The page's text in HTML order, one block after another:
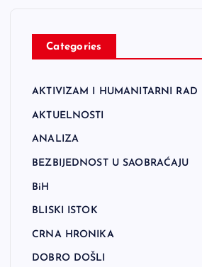
Categories
AKTIVIZAM I HUMANITARNI RAD
AKTUELNOSTI
ANALIZA
BEZBIJEDNOST U SAOBRAĆAJU
BiH
BLISKI ISTOK
CRNA HRONIKA
DOBRO DOŠLI